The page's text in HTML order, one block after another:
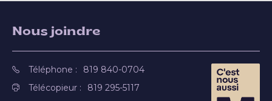
Nous joindre
Téléphone :
819 840-0704
Télécopieur :
819 295-5117